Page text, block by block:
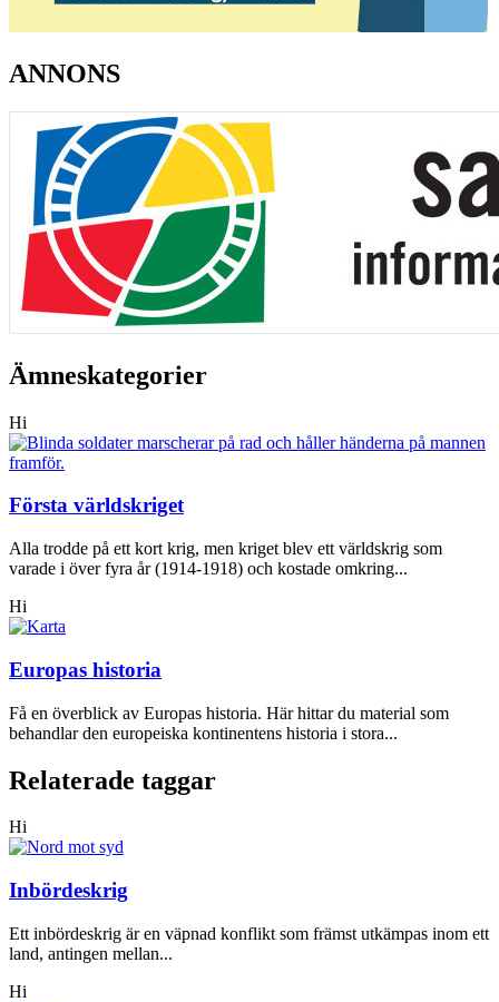
ANNONS
Ämneskategorier
Hi
Första världskriget
Alla trodde på ett kort krig, men kriget blev ett världskrig som
varade i över fyra år (1914-1918) och kostade omkring...
Hi
Europas historia
Få en överblick av Europas historia. Här hittar du material som
behandlar den europeiska kontinentens historia i stora...
Relaterade taggar
Hi
Inbördeskrig
Ett inbördeskrig är en väpnad konflikt som främst utkämpas inom ett
land, antingen mellan...
Hi